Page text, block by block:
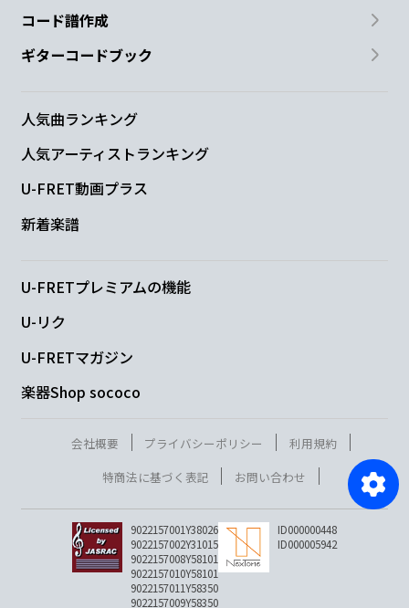
コード譜作成
ギターコードブック
人気曲ランキング
人気アーティストランキング
U-FRET動画プラス
新着楽譜
U-FRETプレミアムの機能
U-リク
U-FRETマガジン
楽器Shop sococo
会社概要 プライバシーポリシー
利用規約
特商法に基づく表記
お問い合わせ
9022157001Y38026
9022157002Y31015
9022157008Y58101
9022157010Y58101
9022157011Y58350
9022157009Y58350
ID000000448
ID000005942